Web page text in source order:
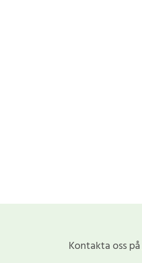
Kontakta oss på